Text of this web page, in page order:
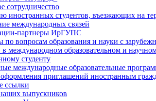
сотрудничество
иностранных студентов, въезжающих на
международных связей
партнеры ИрГУПС
по вопросам образования и науки с
международном образовательном и научном
студенту
международные образовательные
приглашений иностранным
ссылки
выпускников